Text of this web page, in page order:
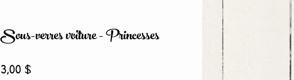
Sous-verres voiture - Princesses
3,00 $